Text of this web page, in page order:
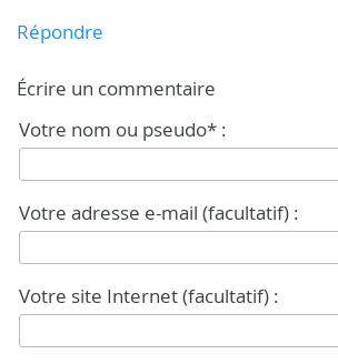
Répondre
Écrire un commentaire
Votre nom ou pseudo* :
Votre adresse e-mail (facultatif) :
Votre site Internet (facultatif) :